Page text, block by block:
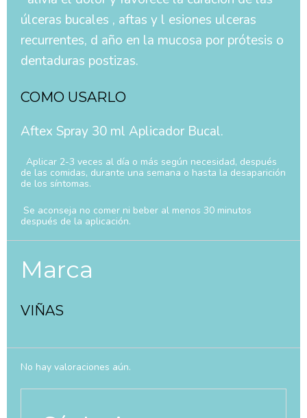
úlceras bucales , aftas y l esiones ulceras
recurrentes, d año en la mucosa por prótesis o
dentaduras postizas.
COMO USARLO
Aftex Spray 30 ml Aplicador Bucal.
Aplicar 2-3 veces al día o más según necesidad, después
de las comidas, durante una semana o hasta la desaparición
de los síntomas.
Se aconseja no comer ni beber al menos 30 minutos
después de la aplicación.
Marca
VIÑAS
No hay valoraciones aún.